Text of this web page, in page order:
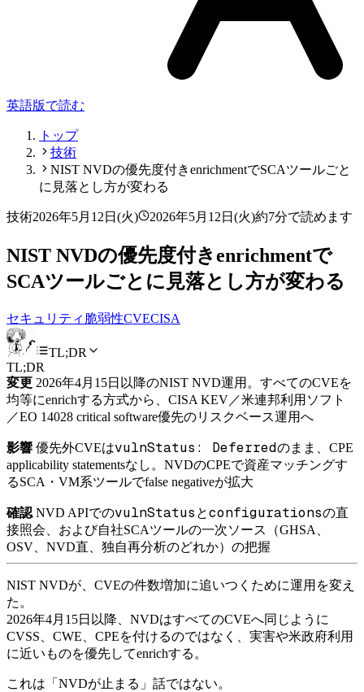
英語版で読む
トップ
技術
NIST NVDの優先度付きenrichmentでSCAツールごと
に見落とし方が変わる
技術2026年5月12日(火) 2026年5月12日(火)約7分で読めます
NIST NVDの優先度付きenrichmentで
SCAツールごとに見落とし方が変わる
セキュリティ 脆弱性CVECISA
TL;DR
TL;DR
変更 2026年4月15日以降のNIST NVD運用。すべてのCVEを
均等にenrichする方式から、CISA KEV／米連邦利用ソフト
／EO 14028 critical software優先のリスクベース運用へ
影響 優先外CVEはvulnStatus: Deferredのまま、CPE
applicability statementsなし。NVDのCPEで資産マッチングす
るSCA・VM系ツールでfalse negativeが拡大
確認 NVD APIでのvulnStatus とconfigurationsの直
接照会、および自社SCAツールの一次ソース（GHSA、
OSV、NVD直、独自再分析のどれか）の把握
NIST NVDが、CVEの件数増加に追いつくために運用を変え
た。
2026年4月15日以降、NVDはすべてのCVEへ同じように
CVSS、CWE、CPEを付けるのではなく、実害や米政府利用
に近いものを優先してenrichする。
これは「NVDが止まる」話ではない。